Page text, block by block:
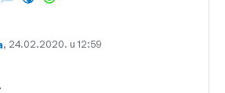
, 24.02.2020. u 12:59